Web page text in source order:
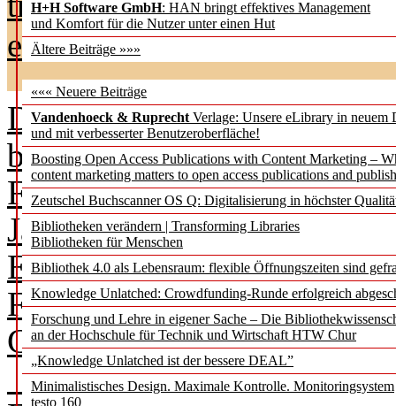
H+H Software GmbH: HAN bringt effektives Management
und Komfort für die Nutzer unter einen Hut
Ältere Beiträge »»»
««« Neuere Beiträge
Vandenhoeck & Ruprecht Verlage: Unsere eLibrary in neuem
und mit verbesserter Benutzeroberfläche!
Boosting Open Access Publications with Content Marketing –
content marketing matters to open access publications and
Zeutschel Buchscanner OS Q: Digitalisierung in höchster
Bibliotheken verändern | Transforming Libraries
Bibliotheken für Menschen
Bibliothek 4.0 als Lebensraum: flexible Öffnungszeiten sind
Knowledge Unlatched: Crowdfunding-Runde erfolgreich
Forschung und Lehre in eigener Sache – Die
an der Hochschule für Technik und Wirtschaft HTW Chur
„Knowledge Unlatched ist der bessere DEAL”
Minimalistisches Design. Maximale Kontrolle. Monitoringsystem
testo 160
eine wesentliche
Die Art und Weise, wie
bewertet wird, unterliegt
Frankreich und
Jahren an Dynamik
Einführung und
Current Research
Diese Systeme dienen